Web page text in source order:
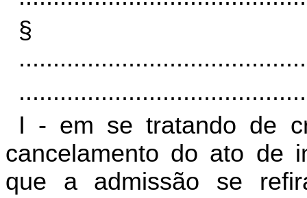
§
I - em se tratando de
cancelamento do ato de
que a admissão se